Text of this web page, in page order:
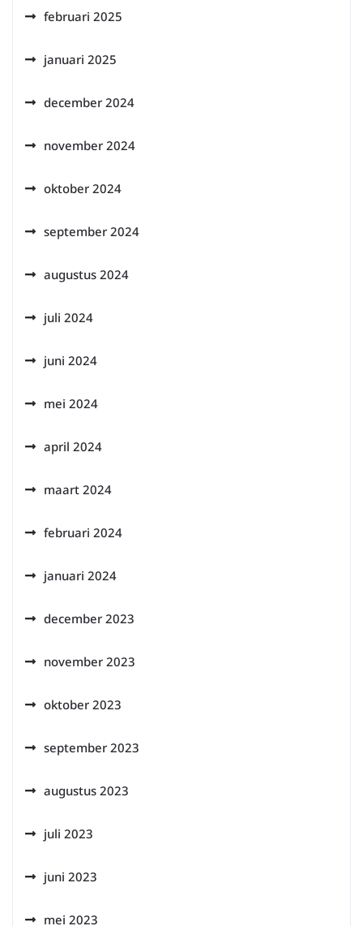
februari 2025
januari 2025
december 2024
november 2024
oktober 2024
september 2024
augustus 2024
juli 2024
juni 2024
mei 2024
april 2024
maart 2024
februari 2024
januari 2024
december 2023
november 2023
oktober 2023
september 2023
augustus 2023
juli 2023
juni 2023
mei 2023